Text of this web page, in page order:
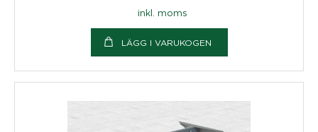
inkl. moms
LÄGG I VARUKOGEN